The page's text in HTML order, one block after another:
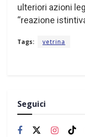
ulteriori azioni
“reazione
Tags: vetrina
Seguici